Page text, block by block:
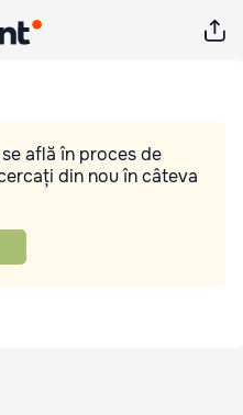
află în proces de
din nou în câteva